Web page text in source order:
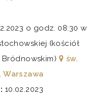
o godz. 08:30 w
(kościół
św.
10.02.2023